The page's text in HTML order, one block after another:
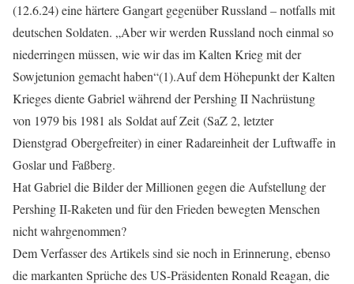
(12.6.24) eine härtere Gangart gegenüber Russland – notfalls mit
deutschen Soldaten. „Aber wir werden Russland noch einmal so
niederringen müssen, wie wir das im Kalten Krieg mit der
Sowjetunion gemacht haben“(1).Auf dem Höhepunkt der Kalten
Krieges diente Gabriel während der Pershing II Nachrüstung
von 1979 bis 1981 als Soldat auf Zeit (SaZ 2, letzter
Dienstgrad Obergefreiter) in einer Radareinheit der Luftwaffe in
Goslar und Faßberg.
Hat Gabriel die Bilder der Millionen gegen die Aufstellung der
Pershing II-Raketen und für den Frieden bewegten Menschen
nicht wahrgenommen?
Dem Verfasser des Artikels sind sie noch in Erinnerung, ebenso
die markanten Sprüche des US-Präsidenten Ronald Reagan, die